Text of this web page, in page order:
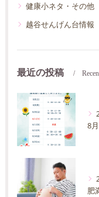
健康小ネタ・その他
越谷せんげん台情報
最近の投稿